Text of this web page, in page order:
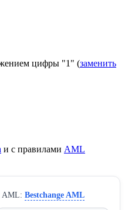
цифры "1" (заменить
и с правилами AML
AML: Bestchange AML